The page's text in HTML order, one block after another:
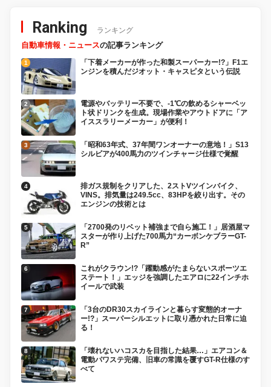
Ranking ランキング
自動車情報・ニュースの記事ランキング
「下着メーカーが作った和製スーパーカー!?」F1エ
ンジンを積んだジオット・キャスピタという伝説
電源やバッテリー不要で、-1℃の飲めるシャーベッ
ト状ドリンクを生成。現場作業やアウトドアに「ア
イススラリーメーカー」が便利！
「昭和63年式、37年間ワンオーナーの意地！」S13
シルビアが400馬力のツインチャージ仕様で覚醒
排ガス規制をクリアした、2ストVツインバイク、
VINS。排気量は249.5cc、83HPを絞り出す。その
エンジンの技術とは
「2700発のリベット補強まで自ら施工！」居酒屋マ
スターが作り上げた700馬力“カーボンケブラーGT-
R”
これがクラウン!?「躍動感がたまらないスポーツエ
ステート！」エッジを強調したエアロに22インチホ
イールで武装
「3台のDR30スカイラインと暮らす変態的オーナ
ー!?」スーパーシルエットに取り憑かれた日常に迫
る！
「壊れないハコスカを目指した結果…」エアコン＆
電動パワステ完備、旧車の常識を覆すGT-R仕様のす
べて